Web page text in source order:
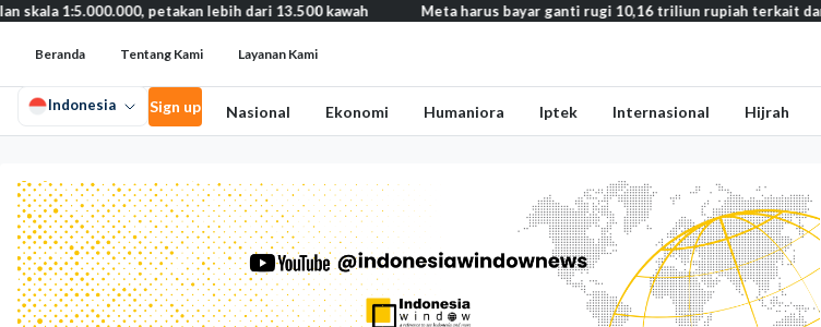
petakan lebih dari 13.500 kawah Meta harus bayar ganti rugi 10,16 triliun rupiah terkait dampak
Beranda Tentang Kami Layanan Kami
Indonesia Sign up Nasional Ekonomi Humaniora Iptek Internasional Hijrah